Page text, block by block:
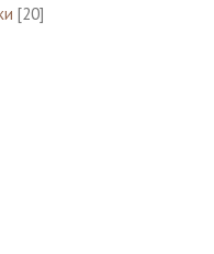
[20]